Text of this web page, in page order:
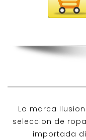
La marca
seleccion de
importada